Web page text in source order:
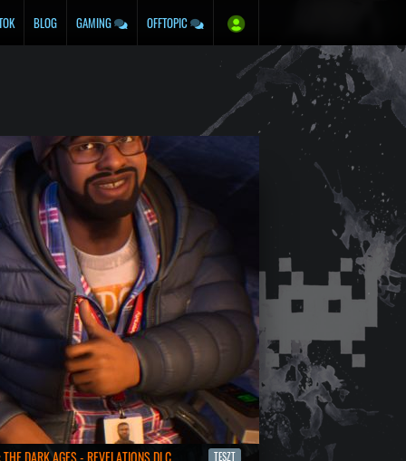
BLOG GAMING OFFTOPIC
DARK AGES - REVELATIONS DLC TESZT